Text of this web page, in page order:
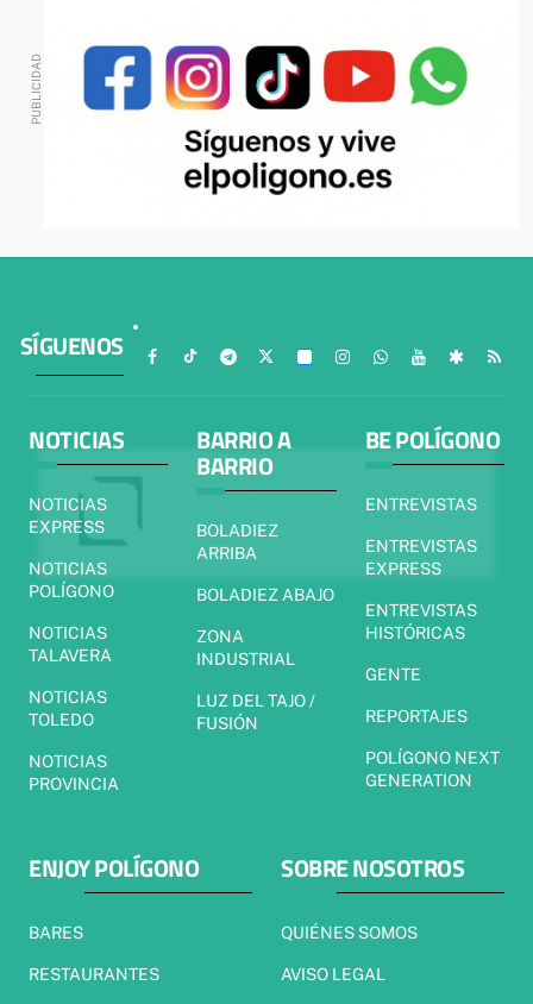
SÍGUENOS
NOTICIAS
NOTICIAS
EXPRESS
NOTICIAS
POLÍGONO
NOTICIAS
TALAVERA
NOTICIAS
TOLEDO
NOTICIAS
PROVINCIA
BARRIO A
BARRIO
BOLADIEZ
ARRIBA
BOLADIEZ ABAJO
ZONA
INDUSTRIAL
LUZ DEL TAJO /
FUSIÓN
BE POLÍGONO
ENTREVISTAS
ENTREVISTAS
EXPRESS
ENTREVISTAS
HISTÓRICAS
GENTE
REPORTAJES
POLÍGONO NEXT
GENERATION
ENJOY POLÍGONO
BARES
RESTAURANTES
SOBRE NOSOTROS
QUIÉNES SOMOS
AVISO LEGAL